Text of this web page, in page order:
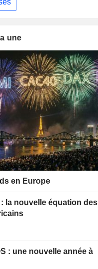
une
en Europe
: la nouvelle équation des
à